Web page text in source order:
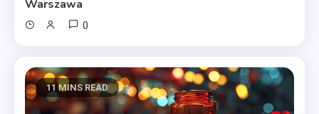
Warszawa
0
11 MINS READ